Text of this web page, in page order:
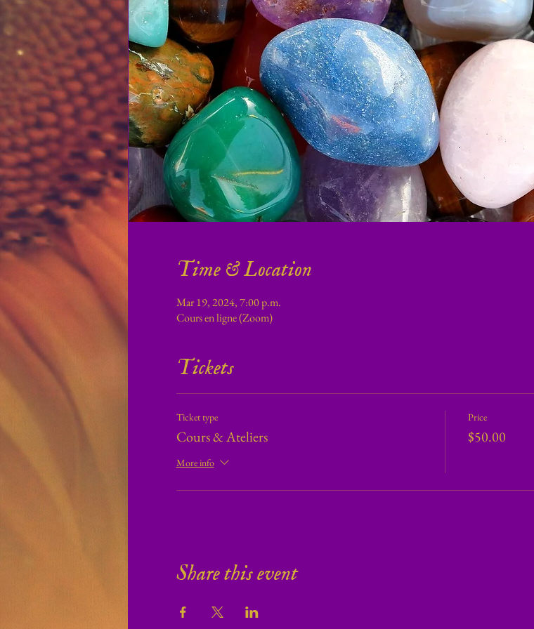
Time & Location
Mar 19, 2024, 7:00 p.m.
Cours en ligne (Zoom)
Tickets
Ticket type
Cours & Ateliers
More info
Price
$50.00
Share this event